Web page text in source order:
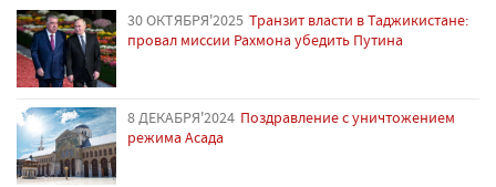
30 ОКТЯБРЯ'2025 Транзит власти в Таджикистане:
провал миссии Рахмона убедить Путина
8 ДЕКАБРЯ'2024 Поздравление с уничтожением
режима Асада